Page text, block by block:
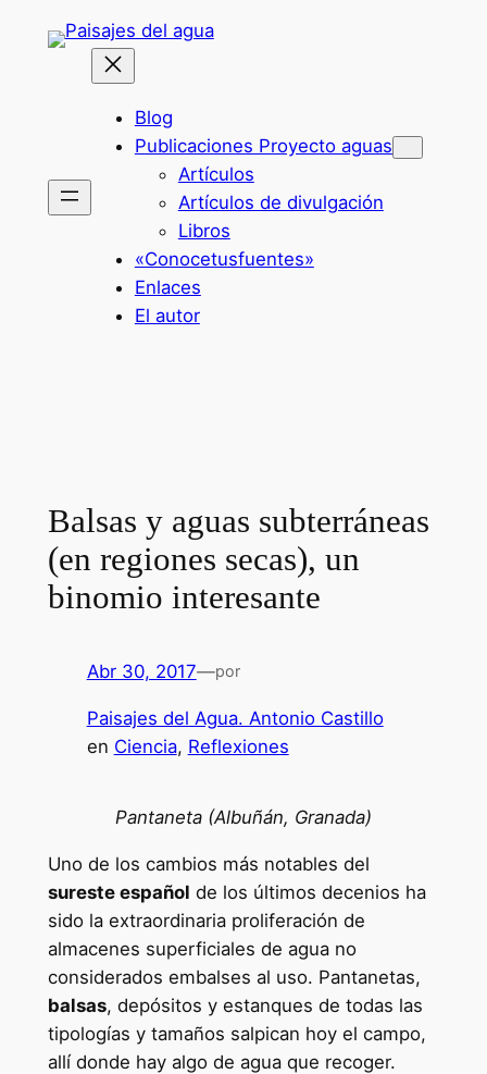
contenido
Blog
Publicaciones Proyecto aguas
Artículos
Artículos de divulgación
Libros
«Conocetusfuentes»
Enlaces
El autor
Balsas y aguas subterráneas
(en regiones secas), un
binomio interesante
Abr 30, 2017—por
Paisajes del Agua. Antonio Castillo
en Ciencia, Reflexiones
Pantaneta (Albuñán, Granada)
Uno de los cambios más notables del
sureste español de los últimos decenios ha
sido la extraordinaria proliferación de
almacenes superficiales de agua no
considerados embalses al uso. Pantanetas,
balsas, depósitos y estanques de todas las
tipologías y tamaños salpican hoy el campo,
allí donde hay algo de agua que recoger.